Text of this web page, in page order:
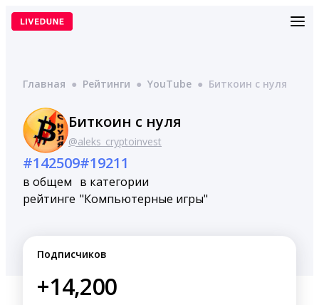
Перейти
Главная ● Рейтинги ● YouTube ● Биткоин с нуля
Биткоин с нуля
@aleks_cryptoinvest
#142509
в общем
рейтинге
#19211
в категории
"Компьютерные игры"
Подписчиков
+14,200